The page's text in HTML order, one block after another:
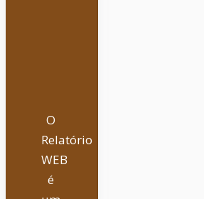
O
Relatório
WEB
é